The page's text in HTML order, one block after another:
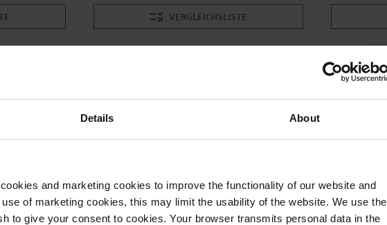
Details About
and marketing cookies to improve the functionality of our website and
of marketing cookies, this may limit the usability of the website. We use the
to give your consent to cookies. Your browser transmits personal data in the
VERGLEICHSLISTE